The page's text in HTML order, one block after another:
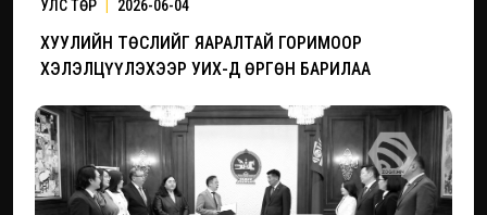
УЛС ТӨР 2026-06-04
ХУУЛИЙН ТӨСЛИЙГ ЯАРАЛТАЙ ГОРИМООР
ХЭЛЭЛЦҮҮЛЭХЭЭР УИХ-Д ӨРГӨН БАРИЛАА